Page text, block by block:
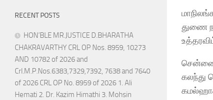
துணை
கலந்து
RECENT POSTS
HON’BLE MR.JUSTICE D.BHARATHA
CHAKRAVARTHY CRL OP Nos. 8959, 10273
AND 10782 of 2026 and
Crl.M.P.Nos.6383,7329,7392, 7638 and 7640
of 2026 CRL OP No. 8959 of 2026 1. Ali
Hemati 2. Dr. Kazim Himathi 3. Mohsin